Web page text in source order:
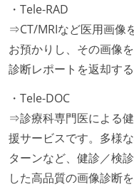
・Tele-RAD
⇒CT/MRIなど医用画像
お預かりし、その画像
診断レポートを返却す
・Tele-DOC
⇒診療科専門医による
援サービスです。多様
ターンなど、健診／検
した高品質の画像診断を